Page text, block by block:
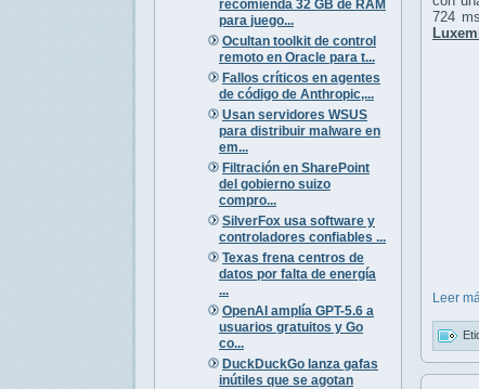
recomienda 32 GB de RAM
para juego...
Ocultan toolkit de control
remoto en Oracle para t...
Fallos críticos en agentes
de código de Anthropic,...
Usan servidores WSUS
para distribuir malware en
em...
Filtración en SharePoint
del gobierno suizo
compro...
SilverFox usa software y
controladores confiables ...
Texas frena centros de
datos por falta de energía
...
OpenAI amplía GPT-5.6 a
usuarios gratuitos y Go
co...
DuckDuckGo lanza gafas
inútiles que se agotan
724
Leer